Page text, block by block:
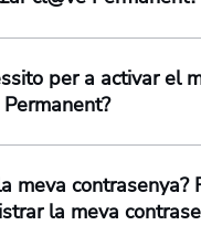
per a activar el
meva contrasenya?
la meva